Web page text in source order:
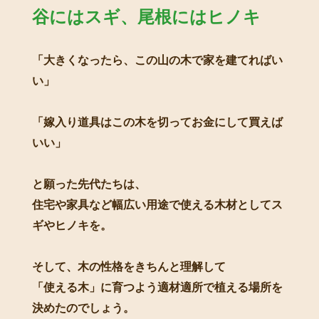
谷にはスギ、尾根にはヒノキ
「大きくなったら、この山の木で家を建てればい
い」
「嫁入り道具はこの木を切ってお金にして買えば
いい」
と願った先代たちは、
住宅や家具など幅広い用途で使える木材としてス
ギやヒノキを。
そして、木の性格をきちんと理解して
「使える木」に育つよう適材適所で植える場所を
決めたのでしょう。